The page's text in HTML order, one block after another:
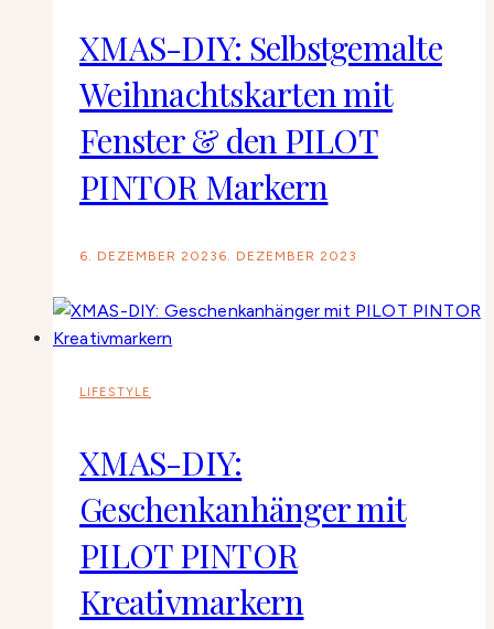
XMAS-DIY: Selbstgemalte
Weihnachtskarten mit
Fenster & den PILOT
PINTOR Markern
6. DEZEMBER 2023 6. DEZEMBER 2023
LIFESTYLE
XMAS-DIY:
Geschenkanhänger mit
PILOT PINTOR
Kreativmarkern